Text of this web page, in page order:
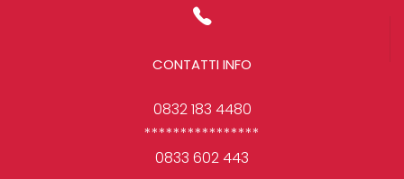
CONTATTI INFO
0832 183 4480
****************
0833 602 443